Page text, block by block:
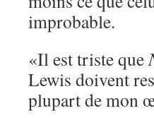
improbable.
«Il est triste que
Lewis doivent
plupart de mon